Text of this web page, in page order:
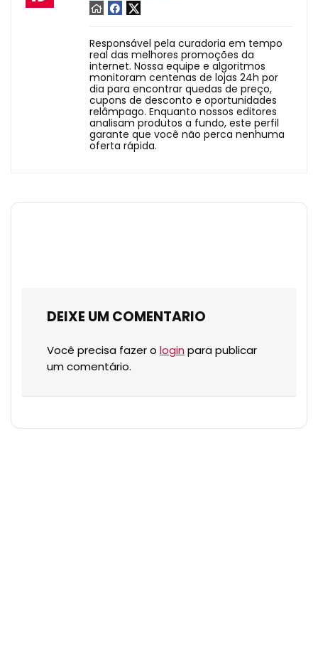
Responsável pela curadoria em tempo
real das melhores promoções da
internet. Nossa equipe e algoritmos
monitoram centenas de lojas 24h por
dia para encontrar quedas de preço,
cupons de desconto e oportunidades
relâmpago. Enquanto nossos editores
analisam produtos a fundo, este perfil
garante que você não perca nenhuma
oferta rápida.
DEIXE UM COMENTARIO
Você precisa fazer o login para publicar
um comentário.